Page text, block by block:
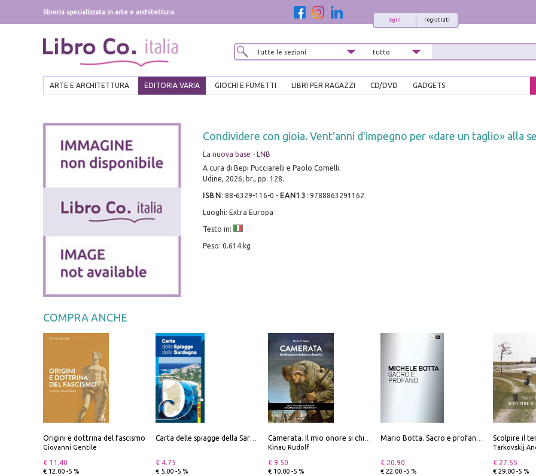
libreria specializzata in arte e architettura
registrati
login
ARTE E ARCHITETTURA EDITORIA VARIA GIOCHI E FUMETTI LIBRI PER RAGAZZI CD/DVD GADGETS
Condividere con gioia. Vent'anni d'impegno per «dare un taglio» alla
La nuova base - LNB
A cura di Bepi Pucciarelli e Paolo Comelli.
Udine, 2026; br., pp. 128.
ISBN : 88-6329-116-0 - EAN13 : 9788863291162
Luoghi: Extra Europa
Testo in:
Peso: 0.614 kg
COMPRA ANCHE
Origini e dottrina del fascismo
Giovanni Gentile
€ 11.40
€ 12.00 -5 %
Carta delle spiagge della Sardegna. Con custodia
€ 4.75
€ 5.00 -5 %
Camerata. Il mio onore si chiama fedeltà
Kinau Rudolf
€ 9.50
€ 10.00 -5 %
Mario Botta. Sacro e profano-Sacred and profane
€ 20.90
€ 22.00 -5 %
Tarkovskij
€ 27.55
€ 29.00 -5 %